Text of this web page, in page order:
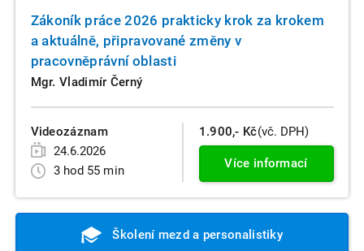
Zákoník práce 2026 prakticky krok za krokem
a aktuálně, připravované změny v
pracovněprávní oblasti
Mgr. Vladimír Černý
Videozáznam
24.6.2026
3 hod 55 min
1.900,- Kč(vč. DPH)
Více informací
Školení mezd a personalistiky